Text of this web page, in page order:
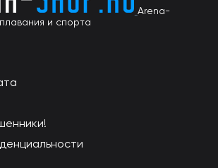
Arena-
и спорта